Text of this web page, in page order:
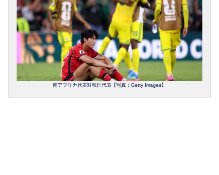
南アフリカ代表対韓国代表【写真：Getty Images】